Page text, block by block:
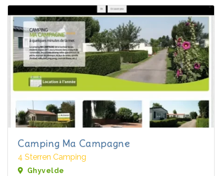
Camping Ma Campagne
4 Sterren Camping
Ghyvelde